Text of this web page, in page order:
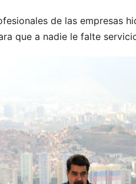
de las empresas
que a nadie le falte